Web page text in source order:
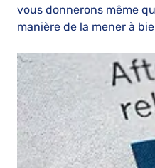
vous donnerons même
manière de la mener à